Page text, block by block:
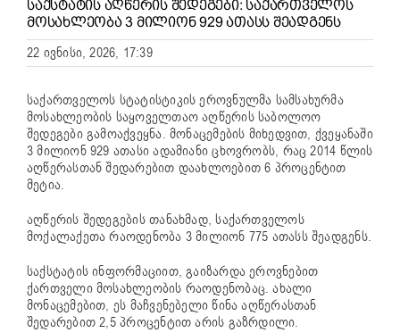
ᲡᲐᲥᲡᲢᲐᲢᲘᲡ ᲐᲦᲬᲔᲠᲘᲡ ᲨᲔᲓᲔᲒᲔᲑᲘ: ᲡᲐᲥᲐᲠᲗᲕᲔᲚᲝᲡ
ᲛᲝᲡᲐᲮᲚᲔᲝᲑᲐ 3 ᲛᲘᲚᲘᲝᲜ 929 ᲐᲗᲐᲡᲡ ᲨᲔᲐᲓᲒᲔᲜᲡ
22 ივნისი, 2026, 17:39
საქართველოს სტატისტიკის ეროვნულმა სამსახურმა
მოსახლეობის საყოველთაო აღწერის საბოლოო
შედეგები გამოაქვეყნა. მონაცემების მიხედვით, ქვეყანაში
3 მილიონ 929 ათასი ადამიანი ცხოვრობს, რაც 2014 წლის
აღწერასთან შედარებით დაახლოებით 6 პროცენტით
მეტია.
აღწერის შედეგების თანახმად, საქართველოს
მოქალაქეთა რაოდენობა 3 მილიონ 775 ათასს შეადგენს.
საქსტატის ინფორმაციით, გაიზარდა ეროვნებით
ქართველი მოსახლეობის რაოდენობაც. ახალი
მონაცემებით, ეს მაჩვენებელი წინა აღწერასთან
შედარებით 2,5 პროცენტით არის გაზრდილი.